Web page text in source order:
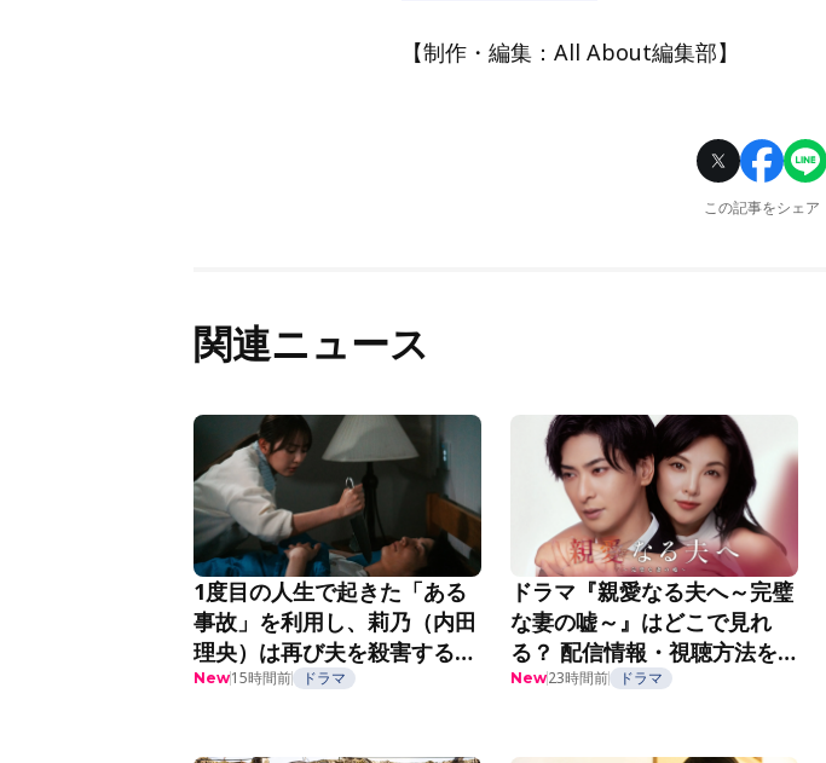
【制作・編集：All About編集部】
この記事をシェア
関連ニュース
1度目の人生で起きた「ある
事故」を利用し、莉乃（内田
理央）は再び夫を殺害する
『夫を殺したはずなのに』第
New15時間前 ドラマ
ドラマ『親愛なる夫へ～完璧
な妻の嘘～』はどこで見れ
る？ 配信情報・視聴方法を
紹介
New23時間前 ドラマ